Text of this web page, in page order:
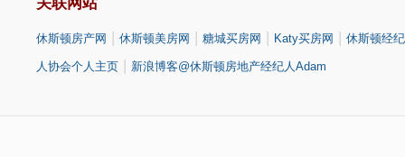
休斯顿房产网 休斯顿美房网 糖城买房网 Katy买房网 休斯顿经纪
人协会个人主页 新浪博客@休斯顿房地产经纪人Adam